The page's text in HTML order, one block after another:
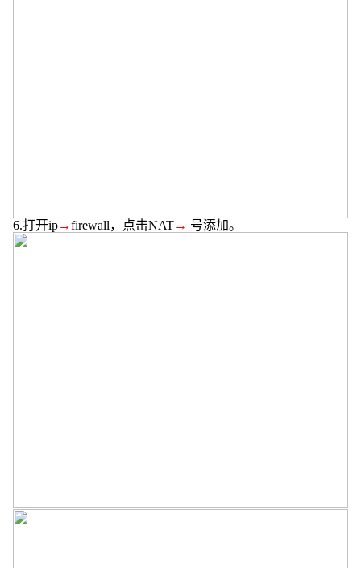
6.打开ip→firewall，点击NAT→ 号添加。